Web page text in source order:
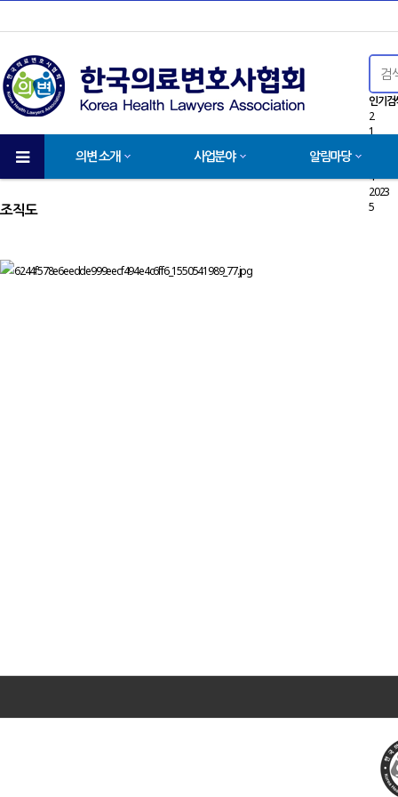
인기검
2
1
4
2023
5
의변 소개 사업분야 알림마당
조직도